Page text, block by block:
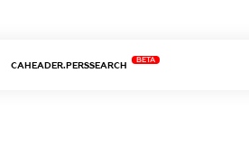
CAHEADER.PERSSEARCH
BETA